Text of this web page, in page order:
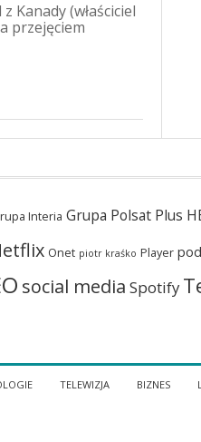
Kanady (właściciel
przejęciem
Interia Grupa Polsat Plus
Onet piotr kraśko Player
social media Spotify
TELEWIZJA BIZNES